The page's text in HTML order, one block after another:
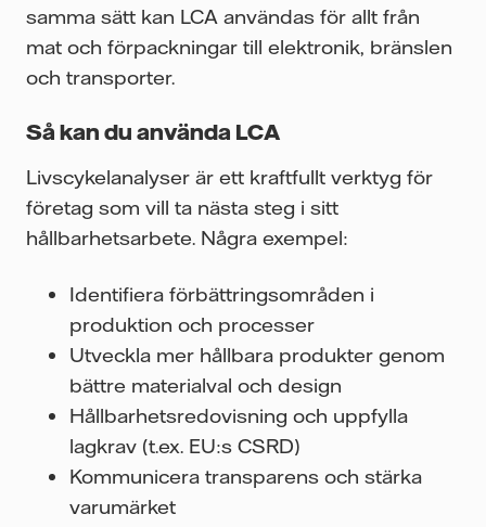
samma sätt kan LCA användas för allt från
mat och förpackningar till elektronik, bränslen
och transporter.
Så kan du använda LCA
Livscykelanalyser är ett kraftfullt verktyg för
företag som vill ta nästa steg i sitt
hållbarhetsarbete. Några exempel:
Identifiera förbättringsområden i
produktion och processer
Utveckla mer hållbara produkter genom
bättre materialval och design
Hållbarhetsredovisning och uppfylla
lagkrav (t.ex. EU:s CSRD)
Kommunicera transparens och stärka
varumärket